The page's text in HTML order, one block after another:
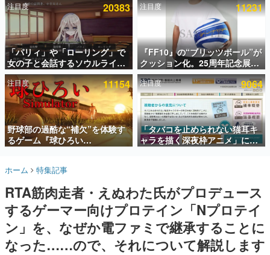
電ファミのいま読まれている記事ランキング
アプリセール情報
インタビュー
連載・特集一覧
殿堂入り記事
SNS拡散数が数千以上！ ページビュー数万以上！ などな
ど。多くの人々に読まれた、電ファミ渾身の“殿堂入り”記
事をまとめました。
名作ゲームクリエイターの方々に製作時のエピソードをお
きます。
赫本
この物語を解いてはいけない。『赫本』は、〈試験問題〉
の形をした短編ホラー小説集です。
注目度 20383
「パリィ」や「ローリング」で
女の子と会話するソウルライク
恋愛ゲーム『小早川さんはソウ
ルライク』無料公開。返事に失
敗すると「YOU DIED」
注目度 11231
『FF10』の“ブリッツボール”が
クッション化。25周年記念展
「FINAL FANTASY X
MUSEUM-幻光の記憶-」のグッ
ズ情報が一部公開
注目度 11154
野球部の過酷な“補欠”を体験す
るゲーム『球ひろい
Simulator』が「1件」のウィッ
対応しSNSで話題に。『キング
プロ野球選手から称賛の声
注目度 9064
「タバコを止められない猫耳キ
ャラを描く深夜枠アニメ」に視
聴者の一部から批判意見。違法
ホーム 特集記事
RTA筋肉走者・えぬわた氏がプロデュース
するゲーマー向けプロテイン「Nプロテイ
ン」を、なぜか電ファミで継承することに
なった……ので、それについて解説します